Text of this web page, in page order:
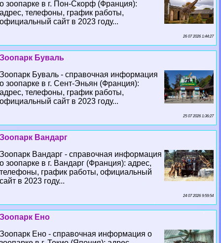
о зоопарке в г. Пон-Скорф (Франция):
адрес, телефоны, график работы,
официальный сайт в 2023 году...
26 07 2026 1:44:27
Зоопарк Буваль
Зоопарк Буваль - справочная информация
о зоопарке в г. Сент-Эньян (Франция):
адрес, телефоны, график работы,
официальный сайт в 2023 году...
25 07 2026 1:36:27
Зоопарк Вандарг
Зоопарк Вандарг - справочная информация
о зоопарке в г. Вандарг (Франция): адрес,
телефоны, график работы, официальный
сайт в 2023 году...
24 07 2026 9:59:54
Зоопарк Ено
Зоопарк Ено - справочная информация о